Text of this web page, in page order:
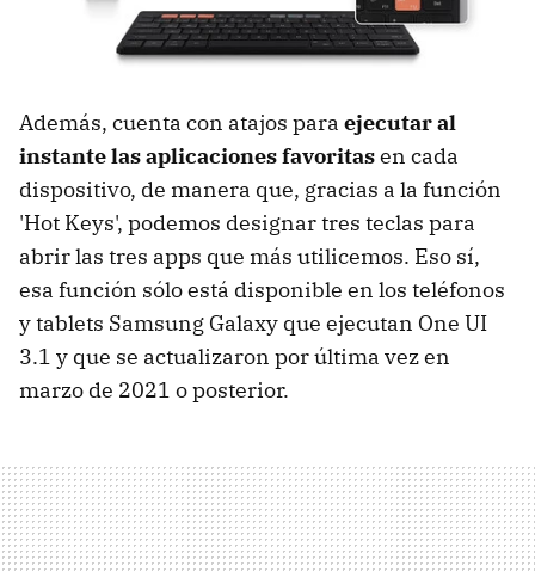
Además, cuenta con atajos para ejecutar al
instante las aplicaciones favoritasen cada
dispositivo, de manera que, gracias a la función
'Hot Keys', podemos designar tres teclas para
abrir las tres apps que más utilicemos. Eso sí,
esa función sólo está disponible en los teléfonos
y tablets Samsung Galaxy que ejecutan One UI
3.1 y que se actualizaron por última vez en
marzo de 2021 o posterior.